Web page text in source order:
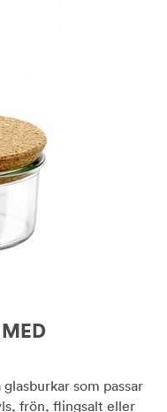
som passar
frön, flingsalt eller